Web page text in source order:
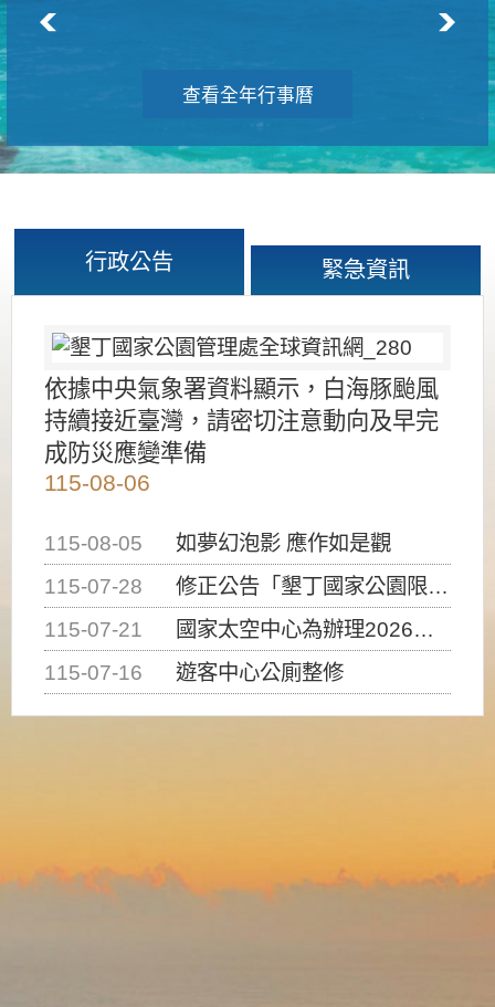
查看全年行事曆
行政公告 緊急資訊
依據中央氣象署資料顯示，白海豚颱風
持續接近臺灣，請密切注意動向及早完
成防災應變準備
115-08-06
115-08-05
如夢幻泡影 應作如是觀
115-07-28
修正公告「墾丁國家公園限制水域遊憩活動之種類、範圍、時間及行為」，自即日生效。
115-07-21
國家太空中心為辦理2026台灣盃火箭競賽，陸、海、空域警戒及協調相關事宜，因颱風備案事宜
115-07-16
遊客中心公廁整修